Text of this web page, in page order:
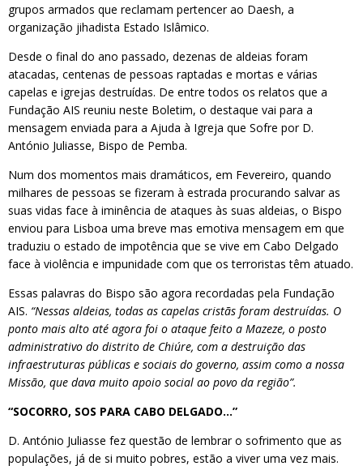
grupos armados que reclamam pertencer ao Daesh, a
organização jihadista Estado Islâmico.
Desde o final do ano passado, dezenas de aldeias foram
atacadas, centenas de pessoas raptadas e mortas e várias
capelas e igrejas destruídas. De entre todos os relatos que a
Fundação AIS reuniu neste Boletim, o destaque vai para a
mensagem enviada para a Ajuda à Igreja que Sofre por D.
António Juliasse, Bispo de Pemba.
Num dos momentos mais dramáticos, em Fevereiro, quando
milhares de pessoas se fizeram à estrada procurando salvar as
suas vidas face à iminência de ataques às suas aldeias, o Bispo
enviou para Lisboa uma breve mas emotiva mensagem em que
traduziu o estado de impotência que se vive em Cabo Delgado
face à violência e impunidade com que os terroristas têm atuado.
Essas palavras do Bispo são agora recordadas pela Fundação
AIS. “Nessas aldeias, todas as capelas cristãs foram destruídas. O
ponto mais alto até agora foi o ataque feito a Mazeze, o posto
administrativo do distrito de Chiúre, com a destruição das
infraestruturas públicas e sociais do governo, assim como a nossa
Missão, que dava muito apoio social ao povo da região”.
“SOCORRO, SOS PARA CABO DELGADO…”
D. António Juliasse fez questão de lembrar o sofrimento que as
populações, já de si muito pobres, estão a viver uma vez mais.